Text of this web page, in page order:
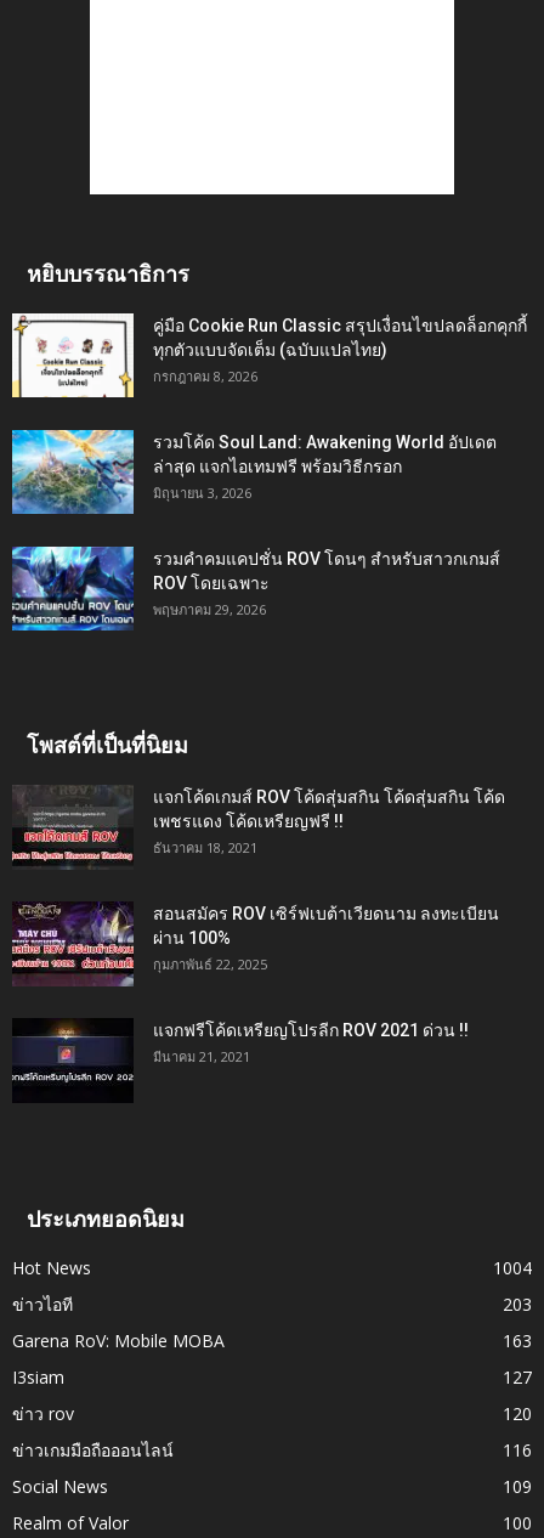
หยิบบรรณาธิการ
คู่มือ Cookie Run Classic สรุปเงื่อนไขปลดล็อกคุกกี้
ทุกตัวแบบจัดเต็ม (ฉบับแปลไทย)
กรกฎาคม 8, 2026
รวมโค้ด Soul Land: Awakening World อัปเดต
ล่าสุด แจกไอเทมฟรี พร้อมวิธีกรอก
มิถุนายน 3, 2026
รวมคำคมแคปชั่น ROV โดนๆ สำหรับสาวกเกมส์
ROV โดยเฉพาะ
พฤษภาคม 29, 2026
โพสต์ที่เป็นที่นิยม
แจกโค้ดเกมส์ ROV โค้ดสุ่มสกิน โค้ดสุ่มสกิน โค้ด
เพชรแดง โค้ดเหรียญฟรี !!
ธันวาคม 18, 2021
สอนสมัคร ROV เซิร์ฟเบต้าเวียดนาม ลงทะเบียน
ผ่าน 100%
กุมภาพันธ์ 22, 2025
แจกฟรีโค้ดเหรียญโปรลีก ROV 2021 ด่วน !!
มีนาคม 21, 2021
ประเภทยอดนิยม
Hot News
1004
ข่าวไอที
203
Garena RoV: Mobile MOBA
163
I3siam
127
ข่าว rov
120
ข่าวเกมมือถือออนไลน์
116
Social News
109
Realm of Valor
100